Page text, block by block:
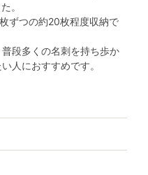
。
ずつの約20枚程度収納で
段多くの名刺を持ち歩か
人におすすめです。